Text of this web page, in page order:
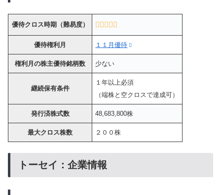
優待クロス時期（難易度）
優待権利月 １１月優待
権利月の株主優待銘柄数 少ない
継続保有条件
１年以上必須
（端株と空クロスで達成可）
発行済株式数 48,683,800株
最大クロス株数 ２００株
トーセイ：企業情報